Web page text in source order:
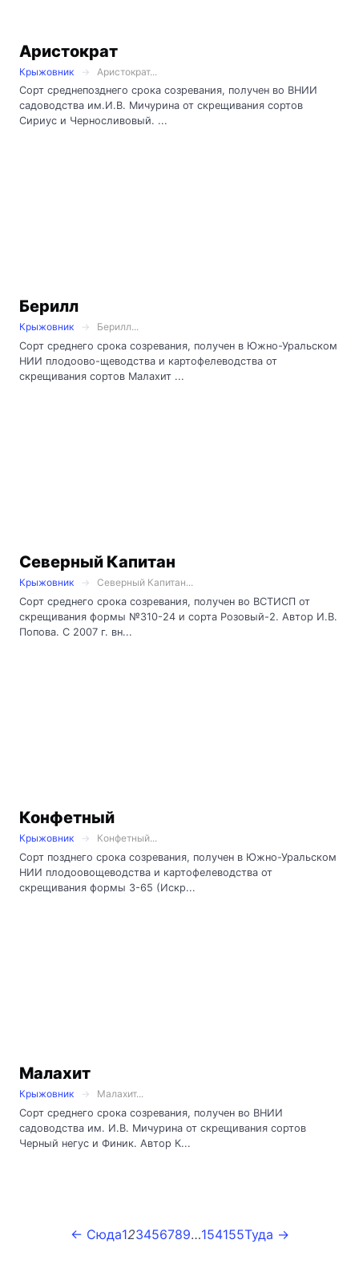
Аристократ
Крыжовник
Аристократ...
Сорт среднепозднего срока созревания, получен во ВНИИ
садоводства им.И.В. Мичурина от скрещивания сортов
Сириус и Черносливовый. ...
Берилл
Крыжовник
Берилл...
Сорт среднего срока созревания, получен в Южно-Уральском
НИИ плодоово-щеводства и картофелеводства от
скрещивания сортов Малахит ...
Северный Капитан
Крыжовник
Северный Капитан...
Сорт среднего срока созревания, получен во ВСТИСП от
скрещивания формы №310-24 и сорта Розовый-2. Автор И.В.
Попова. С 2007 г. вн...
Конфетный
Крыжовник
Конфетный...
Сорт позднего срока созревания, получен в Южно-Уральском
НИИ плодоовощеводства и картофелеводства от
скрещивания формы 3-65 (Искр...
Малахит
Крыжовник
Малахит...
Сорт среднего срока созревания, получен во ВНИИ
садоводства им. И.В. Мичурина от скрещивания сортов
Черный негус и Финик. Автор К...
← Сюда123456789…154155Туда →